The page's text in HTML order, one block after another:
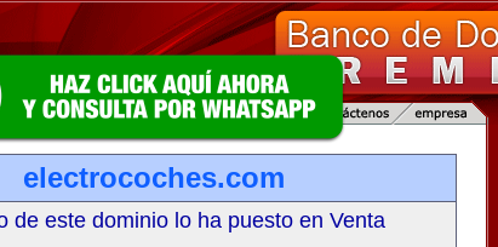
electrocoches.com
de este dominio lo ha puesto en Venta